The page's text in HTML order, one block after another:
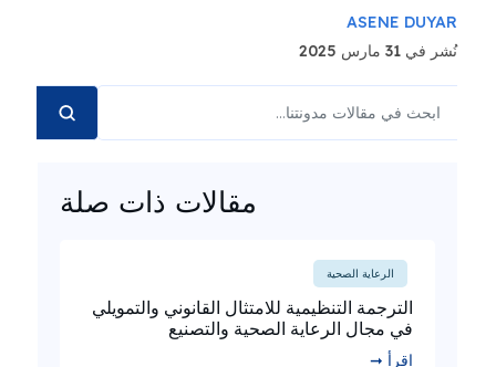
ASENE DUYAR
نُشر في 31 مارس 2025
مقالات ذات صلة
الرعاية الصحية
الترجمة التنظيمية للامتثال القانوني والتمويلي
في مجال الرعاية الصحية والتصنيع
اقرأ ➞